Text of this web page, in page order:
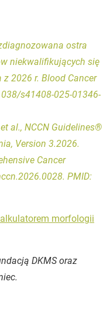
ostra
niekwalifikujących się
2026 r. Blood Cancer
s41408-025-01346-
al., NCCN Guidelines®
Version 3.2026.
Cancer
PMID:
morfologii
DKMS oraz